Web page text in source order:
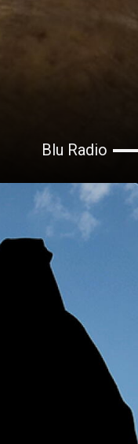
Blu Radio